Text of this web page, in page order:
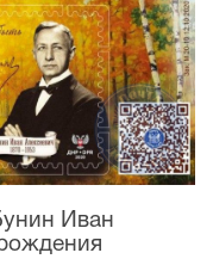
Иван